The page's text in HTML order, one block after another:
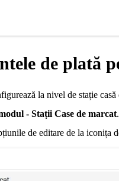
de plată
la nivel de stație casă
- Stații Case de marcat.
de editare de la iconița